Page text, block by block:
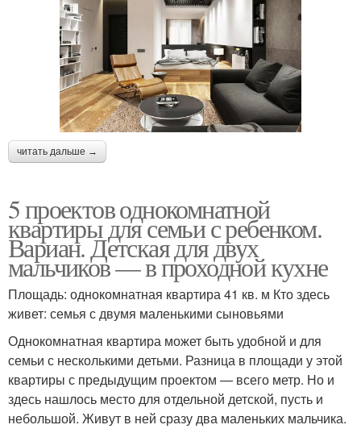
читать дальше →
5 проектов однокомнатной
квартиры для семьи с ребенком.
Вариан. Детская для двух
мальчиков — в проходной кухне
Площадь: однокомнатная квартира 41 кв. м Кто здесь
живет: семья с двумя маленькими сыновьями
Однокомнатная квартира может быть удобной и для
семьи с несколькими детьми. Разница в площади у этой
квартиры с предыдущим проектом — всего метр. Но и
здесь нашлось место для отдельной детской, пусть и
небольшой. Живут в ней сразу два маленьких мальчика.